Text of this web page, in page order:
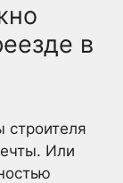
в
строителя
Или